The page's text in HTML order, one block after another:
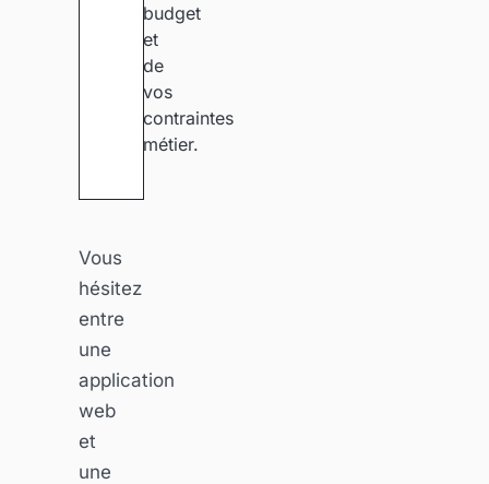
budget
et
de
vos
contraintes
métier.
Vous
hésitez
entre
une
application
web
et
une